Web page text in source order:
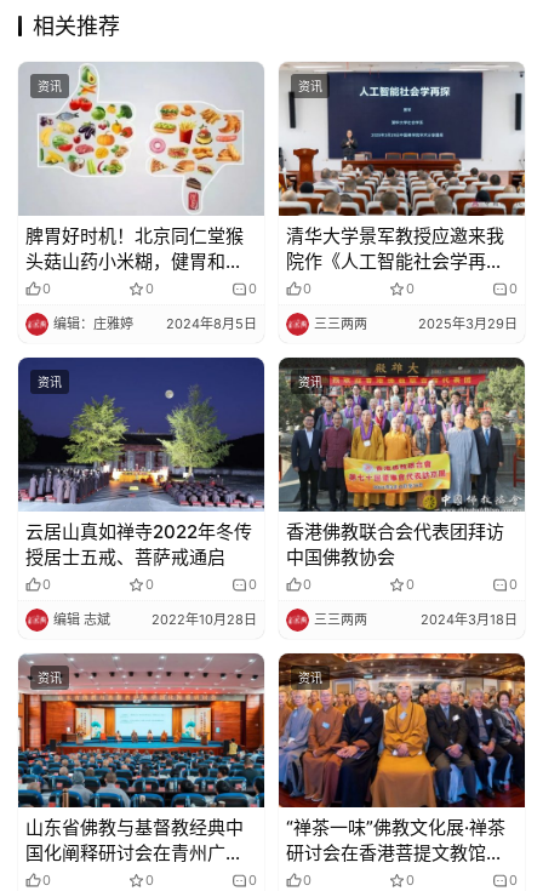
相关推荐
资讯
脾胃好时机！北京同仁堂猴
头菇山药小米糊，健胃和
中，营养又饱腹
0 0 0
编辑：庄雅婷 2024年8月5日
资讯
清华大学景军教授应邀来我
院作《人工智能社会学再
探》专题讲座
0 0 0
三三两两 2025年3月29日
资讯
云居山真如禅寺2022年冬传
授居士五戒、菩萨戒通启
0 0 0
编辑 志斌 2022年10月28日
资讯
香港佛教联合会代表团拜访
中国佛教协会
0 0 0
三三两两 2024年3月18日
资讯
山东省佛教与基督教经典中
国化阐释研讨会在青州广福
寺举行
0 0 0
资讯
“禅茶一味”佛教文化展·禅茶
研讨会在香港菩提文教馆举
行0 0 0